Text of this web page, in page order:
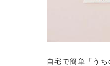
自宅で簡単「う